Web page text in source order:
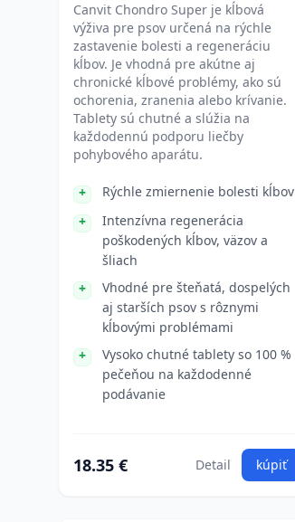
Canvit Chondro Super je kĺbová
výživa pre psov určená na rýchle
zastavenie bolesti a regeneráciu
kĺbov. Je vhodná pre akútne aj
chronické kĺbové problémy, ako sú
ochorenia, zranenia alebo krívanie.
Tablety sú chutné a slúžia na
každodennú podporu liečby
pohybového aparátu.
Rýchle zmiernenie bolesti kĺbov
Intenzívna regenerácia
poškodených kĺbov, väzov a
šliach
Vhodné pre šteňatá, dospelých
aj starších psov s rôznymi
kĺbovými problémami
Vysoko chutné tablety so 100 %
pečeňou na každodenné
podávanie
18.35 € Detail kúpiť